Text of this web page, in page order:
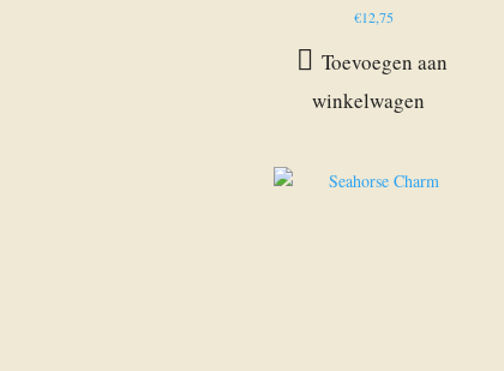
€12,75
Toevoegen aan
winkelwagen